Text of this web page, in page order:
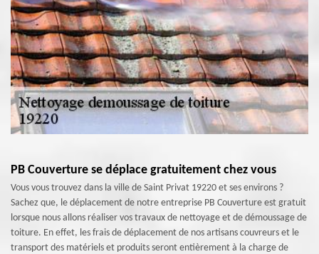
PB Couverture se déplace gratuitement chez vous
Vous vous trouvez dans la ville de Saint Privat 19220 et ses environs ?
Sachez que, le déplacement de notre entreprise PB Couverture est gratuit
lorsque nous allons réaliser vos travaux de nettoyage et de démoussage de
toiture. En effet, les frais de déplacement de nos artisans couvreurs et le
transport des matériels et produits seront entièrement à la charge de